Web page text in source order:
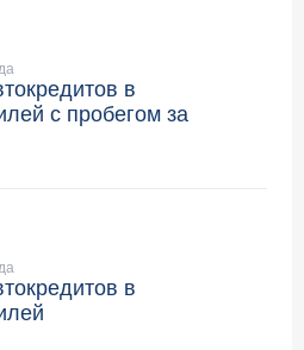
в
с пробегом за
в